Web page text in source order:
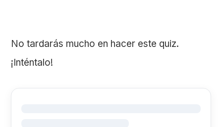
No tardarás mucho en hacer este quiz.
¡Inténtalo!